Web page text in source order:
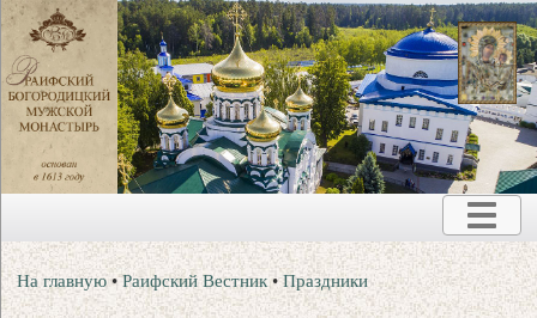
На главную •Раифский Вестник •Праздники